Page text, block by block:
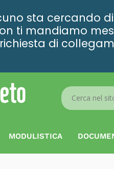
sta cercando
ti mandiamo
di
Search
...
MODULISTICA